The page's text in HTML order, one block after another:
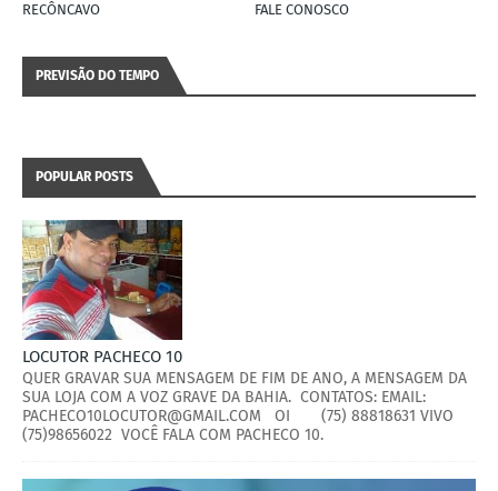
RECÔNCAVO
FALE CONOSCO
PREVISÃO DO TEMPO
POPULAR POSTS
LOCUTOR PACHECO 10
QUER GRAVAR SUA MENSAGEM DE FIM DE ANO, A MENSAGEM DA
SUA LOJA COM A VOZ GRAVE DA BAHIA. CONTATOS: EMAIL:
PACHECO10LOCUTOR@GMAIL.COM OI (75) 88818631 VIVO
(75)98656022 VOCÊ FALA COM PACHECO 10.